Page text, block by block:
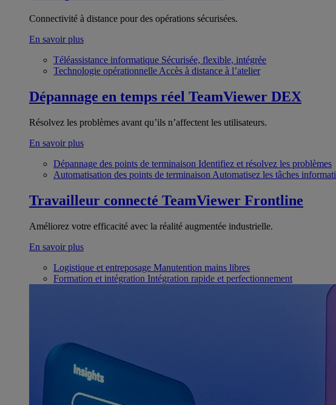
Connectivité à distance pour des opérations sécurisées.
En savoir plus
Téléassistance informatique Sécurisée, flexible, intégrée
Technologie opérationnelle Accès à distance à l’atelier
Dépannage en temps réel TeamViewer DEX
Résolvez les problèmes avant qu’ils n’affectent les utilisateurs.
En savoir plus
Dépannage des points de terminaison Identifiez et résolvez les problèmes
Automatisation des points de terminaison Automatisez les tâches
Travailleur connecté TeamViewer Frontline
Améliorez votre efficacité avec la réalité augmentée industrielle.
En savoir plus
Logistique et entreposage Manutention mains libres
Formation et intégration Intégration rapide et perfectionnement